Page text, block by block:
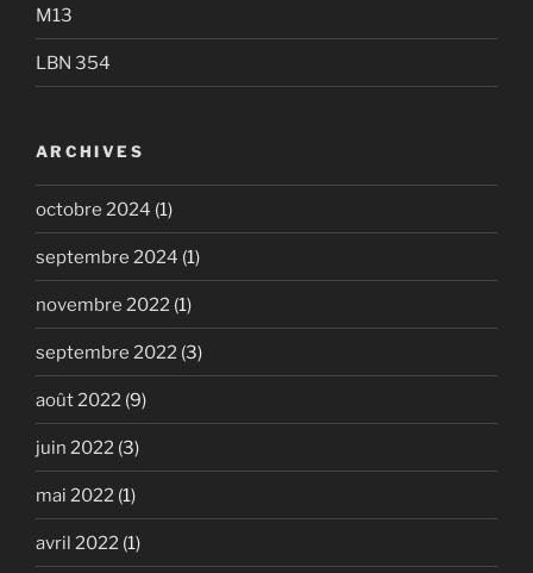
M13
LBN 354
ARCHIVES
octobre 2024 (1)
septembre 2024 (1)
novembre 2022 (1)
septembre 2022 (3)
août 2022 (9)
juin 2022 (3)
mai 2022 (1)
avril 2022 (1)